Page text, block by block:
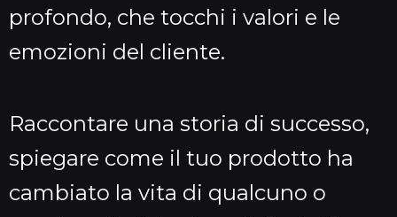
profondo, che tocchi i valori e le
emozioni del cliente.
Raccontare una storia di successo,
spiegare come il tuo prodotto ha
cambiato la vita di qualcuno o